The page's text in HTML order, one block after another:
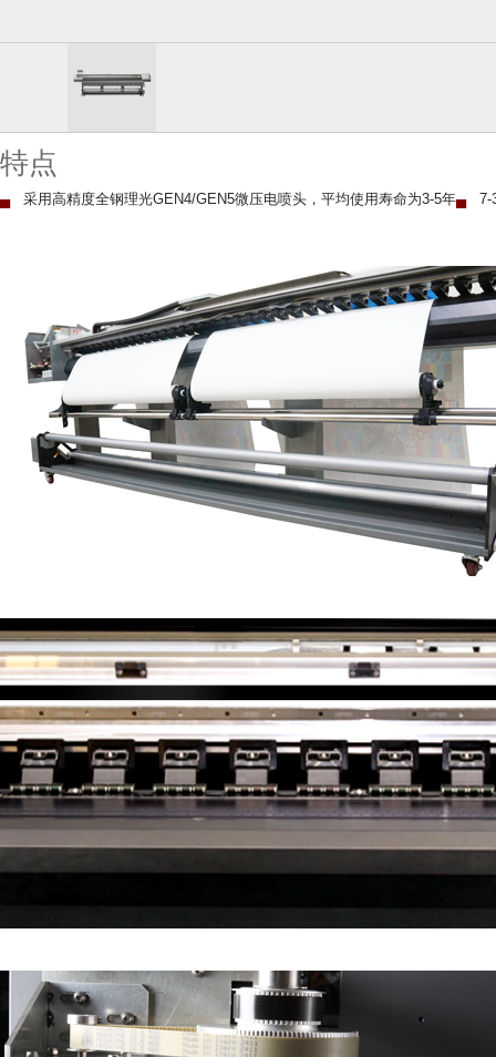
特点
▄ 采用高精度全钢理光GEN4/GEN5微压电喷头，平均使用寿命为3-5年▄ 7-